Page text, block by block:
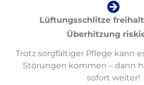
Lüftungsschlitze
Überhitzung
Trotz sorgfältiger Pflege kann
Störungen kommen – dann
sofort weiter!